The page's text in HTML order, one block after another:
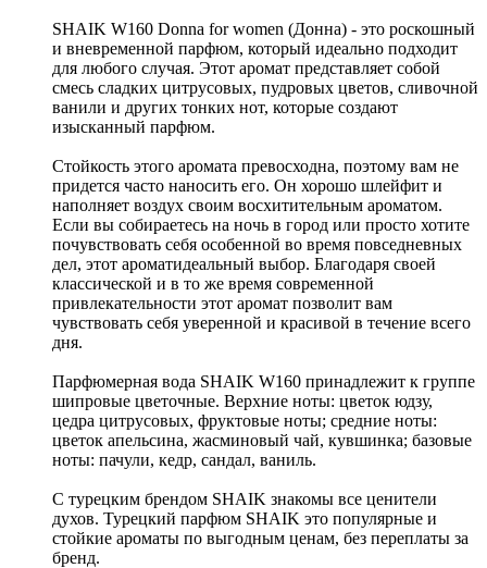
SHAIK W160 Donna for women (Донна) - это роскошный
и вневременной парфюм, который идеально подходит
для любого случая. Этот аромат представляет собой
смесь сладких цитрусовых, пудровых цветов, сливочной
ванили и других тонких нот, которые создают
изысканный парфюм.
Стойкость этого аромата превосходна, поэтому вам не
придется часто наносить его. Он хорошо шлейфит и
наполняет воздух своим восхитительным ароматом.
Если вы собираетесь на ночь в город или просто хотите
почувствовать себя особенной во время повседневных
дел, этот ароматидеальный выбор. Благодаря своей
классической и в то же время современной
привлекательности этот аромат позволит вам
чувствовать себя уверенной и красивой в течение всего
дня.
Парфюмерная вода SHAIK W160 принадлежит к группе
шипровые цветочные. Верхние ноты: цветок юдзу,
цедра цитрусовых, фруктовые ноты; средние ноты:
цветок апельсина, жасминовый чай, кувшинка; базовые
ноты: пачули, кедр, сандал, ваниль.
С турецким брендом SHAIK знакомы все ценители
духов. Турецкий парфюм SHAIK это популярные и
стойкие ароматы по выгодным ценам, без переплаты за
бренд.